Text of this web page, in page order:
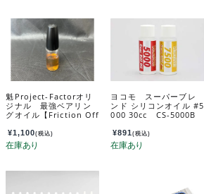
魁Project-Factorオリ
ジナル 最強ベアリン
グオイル【Friction Off
¥1,100(税込)
ヨコモ スーパーブレ
ンド シリコンオイル #5
000 30cc CS-5000B
¥891(税込)